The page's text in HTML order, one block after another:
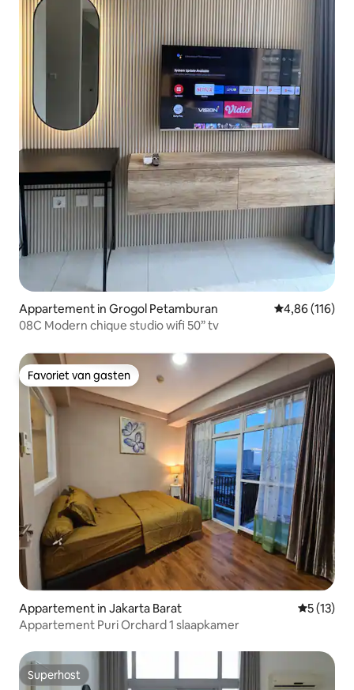
Appartement in Grogol Petamburan Gemiddelde
4,86 (116)
08C Modern chique studio wifi 50” tv
Favoriet van gasten
Favoriet van gasten
Appartement in Jakarta Barat
5 (13)
Appartement Puri Orchard 1 slaapkamer
Superhost
Superhost